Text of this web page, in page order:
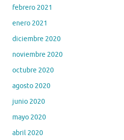
febrero 2021
enero 2021
diciembre 2020
noviembre 2020
octubre 2020
agosto 2020
junio 2020
mayo 2020
abril 2020